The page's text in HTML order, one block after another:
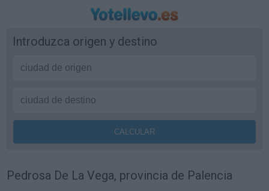
Introduzca origen y destino
Pedrosa De La Vega, provincia de Palencia